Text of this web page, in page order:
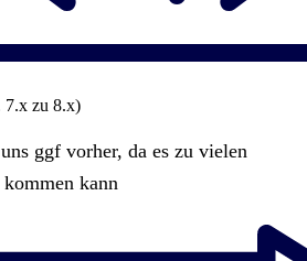
7.x zu 8.x)
ggf vorher, da es zu vielen
kann